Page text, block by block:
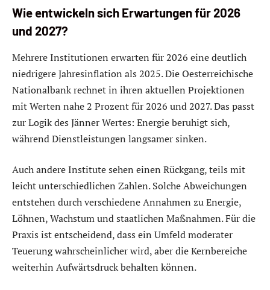
Wie entwickeln sich Erwartungen für 2026
und 2027?
Mehrere Institutionen erwarten für 2026 eine deutlich
niedrigere Jahresinflation als 2025. Die Oesterreichische
Nationalbank rechnet in ihren aktuellen Projektionen
mit Werten nahe 2 Prozent für 2026 und 2027. Das passt
zur Logik des Jänner Wertes: Energie beruhigt sich,
während Dienstleistungen langsamer sinken.
Auch andere Institute sehen einen Rückgang, teils mit
leicht unterschiedlichen Zahlen. Solche Abweichungen
entstehen durch verschiedene Annahmen zu Energie,
Löhnen, Wachstum und staatlichen Maßnahmen. Für die
Praxis ist entscheidend, dass ein Umfeld moderater
Teuerung wahrscheinlicher wird, aber die Kernbereiche
weiterhin Aufwärtsdruck behalten können.